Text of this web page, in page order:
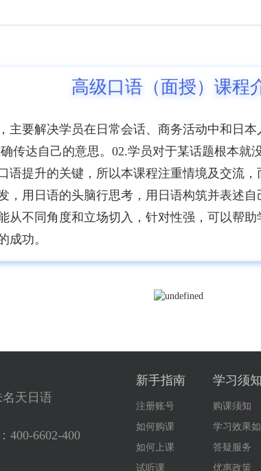
高级口语（面授）课程
主要解决学员在日常会话、商务活动中和日
传达自己的意思。02.学员对于某话题根本就
语提升的关键，所以本课程注重情境及交流
，用日语的头脑行思考，用日语构筑并表述
从不同角度和立场切入，针对性强，可以帮
成功。
名天日语
400-6602-400
新手指南
注册账号
如何购课
如何上课
试听课
学习须知
购课须知
学习效果
答疑服务
优惠政策